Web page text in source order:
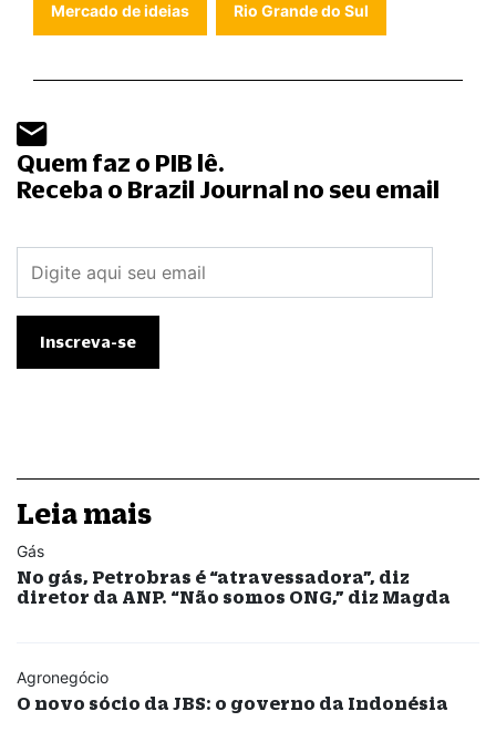
Mercado de ideias Rio Grande do Sul
Quem faz o PIB lê.
Receba o Brazil Journal no seu email
Leia mais
Gás
No gás, Petrobras é “atravessadora”, diz
diretor da ANP. “Não somos ONG,” diz Magda
Agronegócio
O novo sócio da JBS: o governo da Indonésia